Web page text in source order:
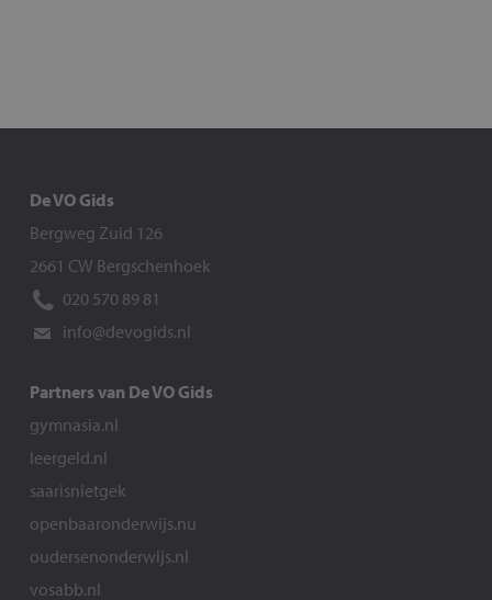
De VO Gids
Bergweg Zuid 126
2661 CW Bergschenhoek
020 570 89 81
info@devogids.nl
Partners van De VO Gids
gymnasia.nl
leergeld.nl
saarisnietgek
openbaaronderwijs.nu
oudersenonderwijs.nl
vosabb.nl